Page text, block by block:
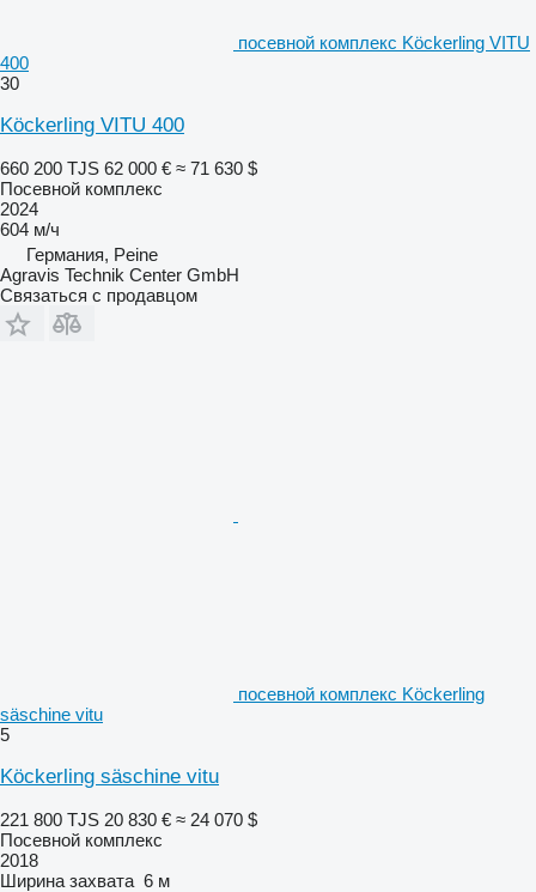
посевной комплекс Köckerling VITU
400
30
Köckerling VITU 400
660 200 TJS 62 000 € ≈ 71 630 $
Посевной комплекс
2024
604 м/ч
Германия, Peine
Agravis Technik Center GmbH
Связаться с продавцом
посевной комплекс Köckerling
säschine vitu
5
Köckerling säschine vitu
221 800 TJS 20 830 € ≈ 24 070 $
Посевной комплекс
2018
Ширина захвата 6 м